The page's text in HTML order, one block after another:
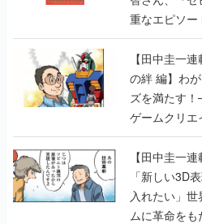
重なエピソー
【田中圭一連
の絆 編】わ
ズを満たす！
ゲームクリエ
【若ゲのいた
【田中圭一
「新しい3D
入れたい」
ムに革命を